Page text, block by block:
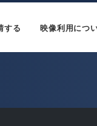
する 映像利用につ